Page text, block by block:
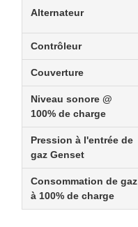
Alternateur
Contrôleur
Couverture
Niveau sonore @
100% de charge
Pression à l'entrée de
gaz Genset
Consommation de gaz
à 100% de charge